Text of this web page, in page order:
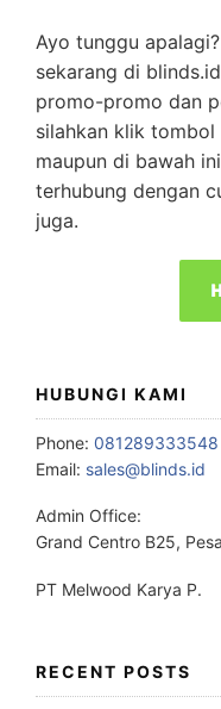
Ayo tunggu
sekarang di
promo-promo dan
silahkan klik
maupun di bawah
terhubung dengan
juga.
HUBUNGI KAMI
Phone: 081289333548
Email: sales@blinds.id
Admin Office:
Grand Centro B25,
PT Melwood Karya P.
RECENT POSTS